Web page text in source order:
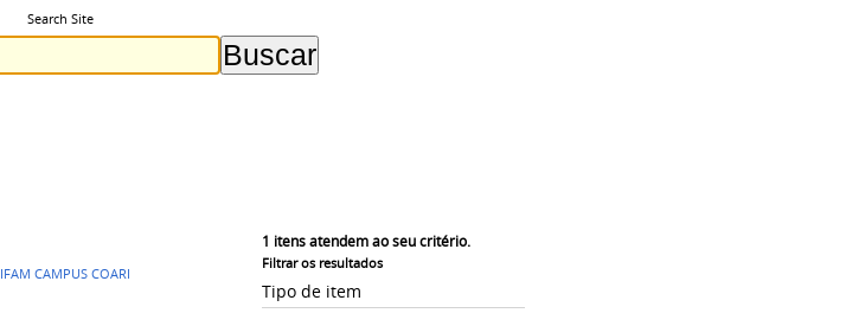
Search Site
1 itens atendem ao seu critério.
Filtrar os resultados
Tipo de item
IFAM CAMPUS COARI